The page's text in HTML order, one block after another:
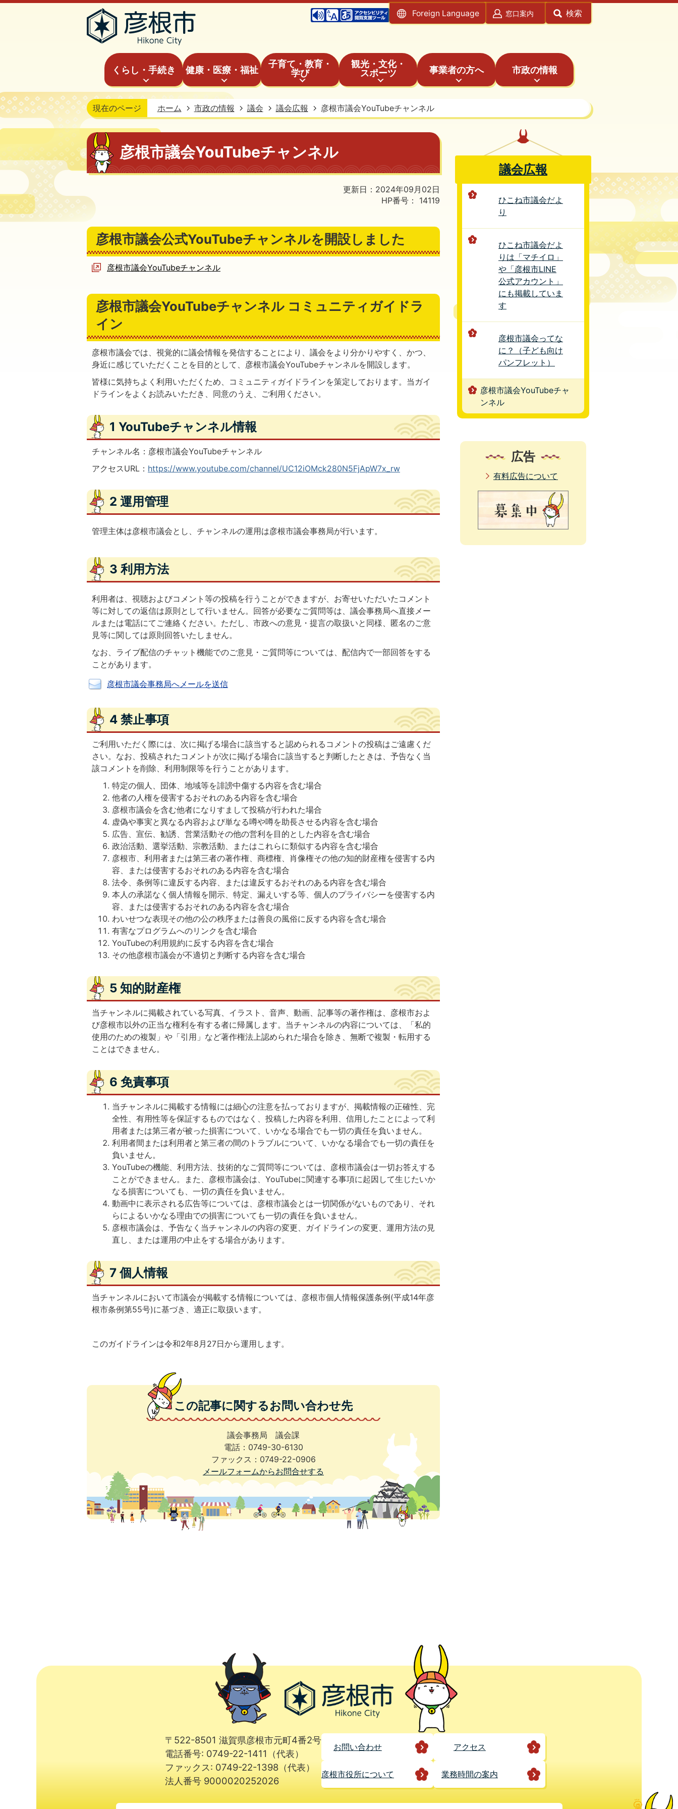
Foreign Language 窓口案内 検索
くらし・手続き 健康・医療・福祉
子育て・教育・
学び
観光・文化・
スポーツ
事業者の方へ 市政の情報
現在のページ ホーム 市政の情報 議会 議会広報 彦根市議会YouTubeチャンネル
彦根市議会YouTubeチャンネル
更新日：2024年09月02日
HP番号：
14119
彦根市議会公式YouTubeチャンネルを開設しました
彦根市議会YouTubeチャンネル
彦根市議会YouTubeチャンネル コミュニティガイドラ
イン
彦根市議会では、視覚的に議会情報を発信することにより、議会をより分かりやすく、かつ、
身近に感じていただくことを目的として、彦根市議会YouTubeチャンネルを開設します。
皆様に気持ちよく利用いただくため、コミュニティガイドラインを策定しております。当ガイ
ドラインをよくお読みいただき、同意のうえ、ご利用ください。
1 YouTubeチャンネル情報
チャンネル名：彦根市議会YouTubeチャンネル
アクセスURL： https://www.youtube.com/channel/UC12iOMck280N5FjApW7x_rw
2 運用管理
管理主体は彦根市議会とし、チャンネルの運用は彦根市議会事務局が行います。
3 利用方法
利用者は、視聴およびコメント等の投稿を行うことができますが、お寄せいただいたコメント
等に対しての返信は原則として行いません。回答が必要なご質問等は、議会事務局へ直接メー
ルまたは電話にてご連絡ください。ただし、市政への意見・提言の取扱いと同様、匿名のご意
見等に関しては原則回答いたしません。
なお、ライブ配信のチャット機能でのご意見・ご質問等については、配信内で一部回答をする
ことがあります。
彦根市議会事務局へメールを送信
4 禁止事項
ご利用いただく際には、次に掲げる場合に該当すると認められるコメントの投稿はご遠慮くだ
さい。なお、投稿されたコメントが次に掲げる場合に該当すると判断したときは、予告なく当
該コメントを削除、利用制限等を行うことがあります。
特定の個人、団体、地域等を誹謗中傷する内容を含む場合
他者の人権を侵害するおそれのある内容を含む場合
彦根市議会を含む他者になりすまして投稿が行われた場合
虚偽や事実と異なる内容および単なる噂や噂を助長させる内容を含む場合
広告、宣伝、勧誘、営業活動その他の営利を目的とした内容を含む場合
政治活動、選挙活動、宗教活動、またはこれらに類似する内容を含む場合
彦根市、利用者または第三者の著作権、商標権、肖像権その他の知的財産権を侵害する内
容、または侵害するおそれのある内容を含む場合
法令、条例等に違反する内容、または違反するおそれのある内容を含む場合
本人の承諾なく個人情報を開示、特定、漏えいする等、個人のプライバシーを侵害する内
容、または侵害するおそれのある内容を含む場合
わいせつな表現その他の公の秩序または善良の風俗に反する内容を含む場合
有害なプログラムへのリンクを含む場合
YouTubeの利用規約に反する内容を含む場合
その他彦根市議会が不適切と判断する内容を含む場合
5 知的財産権
当チャンネルに掲載されている写真、イラスト、音声、動画、記事等の著作権は、彦根市およ
び彦根市以外の正当な権利を有する者に帰属します。当チャンネルの内容については、「私的
使用のための複製」や「引用」など著作権法上認められた場合を除き、無断で複製・転用する
ことはできません。
6 免責事項
当チャンネルに掲載する情報には細心の注意を払っておりますが、掲載情報の正確性、完
全性、有用性等を保証するものではなく、投稿した内容を利用、信用したことによって利
用者または第三者が被った損害について、いかなる場合でも一切の責任を負いません。
利用者間または利用者と第三者の間のトラブルについて、いかなる場合でも一切の責任を
負いません。
YouTubeの機能、利用方法、技術的なご質問等については、彦根市議会は一切お答えする
ことができません。また、彦根市議会は、YouTubeに関連する事項に起因して生じたいか
なる損害についても、一切の責任を負いません。
動画中に表示される広告等については、彦根市議会とは一切関係がないものであり、それ
らによるいかなる理由での損害についても一切の責任を負いません。
彦根市議会は、予告なく当チャンネルの内容の変更、ガイドラインの変更、運用方法の見
直し、または運用の中止をする場合があります。
7 個人情報
当チャンネルにおいて市議会が掲載する情報については、彦根市個人情報保護条例(平成14年彦
根市条例第55号)に基づき、適正に取扱います。
このガイドラインは令和2年8月27日から運用します。
この記事に関するお問い合わせ先
議会事務局 議会課
電話：0749-30-6130
ファックス：0749-22-0906
メールフォームからお問合せする
議会広報
ひこね市議会だよ
り
ひこね市議会だよ
りは「マチイロ」
や「彦根市LINE
公式アカウント」
にも掲載していま
す
彦根市議会ってな
に？（子ども向け
パンフレット）
彦根市議会YouTubeチャ
ンネル
広告
有料広告について
〒522-8501 滋賀県彦根市元町4番2号
電話番号: 0749-22-1411（代表）
ファックス: 0749-22-1398（代表）
法人番号 9000020252026
お問い合わせ アクセス
彦根市役所について 業務時間の案内